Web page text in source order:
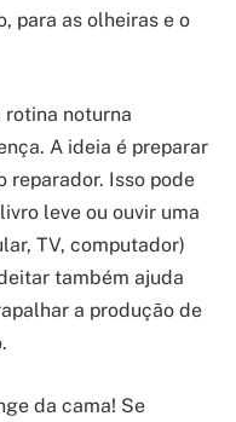
para as olheiras e o
rotina noturna
A ideia é preparar
reparador. Isso pode
leve ou ouvir uma
TV, computador)
também ajuda
a produção de
da cama! Se